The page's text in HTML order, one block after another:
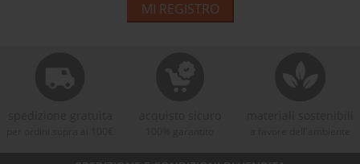
MI REGISTRO